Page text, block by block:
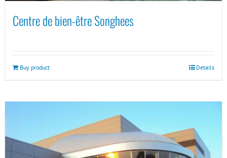
Centre de bien-être Songhees
Buy product Details